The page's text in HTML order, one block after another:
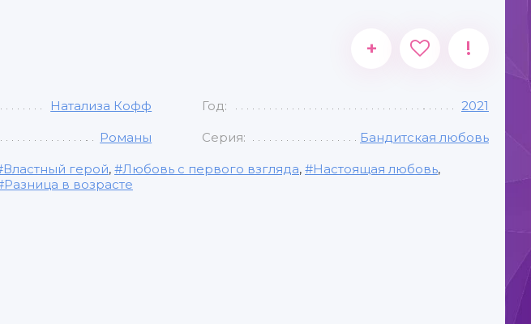
+ !
Натализа Кофф Год: 2021
Романы Серия: Бандитская любовь
Властный герой, Любовь с первого взгляда, Настоящая любовь,
Разница в возрасте